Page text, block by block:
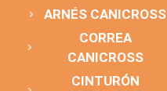
ARNÉS CANICROSS
CORREA
CANICROSS
CINTURÓN